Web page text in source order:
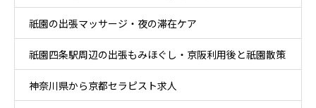
祇園の出張マッサージ・夜の滞在ケア
祇園四条駅周辺の出張もみほぐし・京阪利用後と祇園散策
ケア
神奈川県から京都セラピスト求人